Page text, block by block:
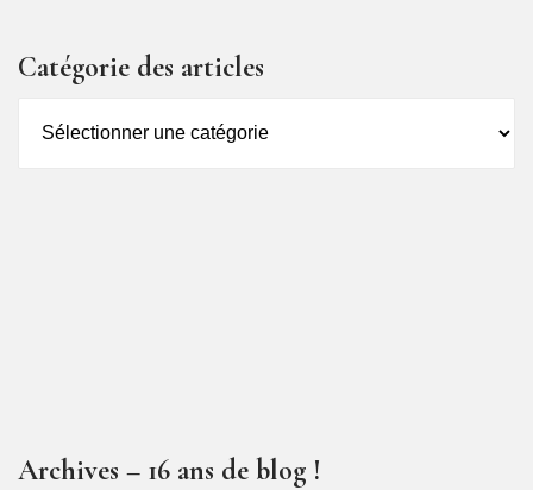
Catégorie des articles
des
Archives – 16 ans de blog !